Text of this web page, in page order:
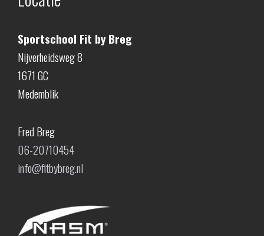
Sportschool Fit by Breg
Nijverheidsweg 8
1671 GC
Medemblik
Fred Breg
06-20710454
info@fitbybreg.nl